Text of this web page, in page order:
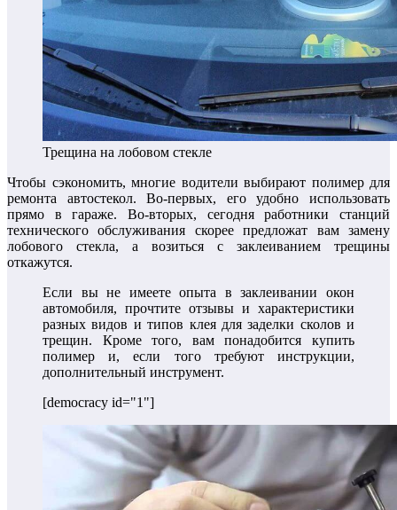
Трещина на лобовом стекле
Чтобы сэкономить, многие водители выбирают полимер для
ремонта автостекол. Во-первых, его удобно использовать
прямо в гараже. Во-вторых, сегодня работники станций
технического обслуживания скорее предложат вам замену
лобового стекла, а возиться с заклеиванием трещины
откажутся.
Если вы не имеете опыта в заклеивании окон
автомобиля, прочтите отзывы и характеристики
разных видов и типов клея для заделки сколов и
трещин. Кроме того, вам понадобится купить
полимер и, если того требуют инструкции,
дополнительный инструмент.
[democracy id="1"]